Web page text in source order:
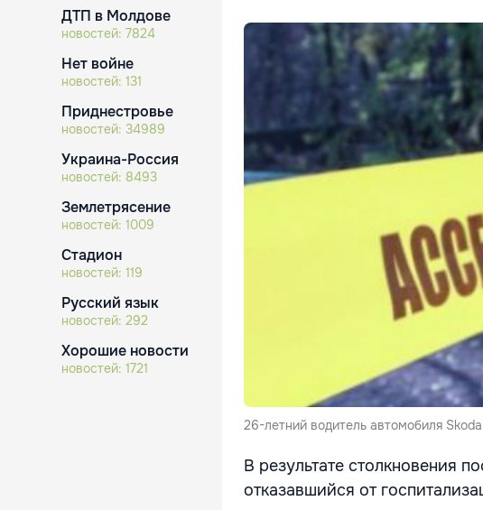
ДТП в Молдове
новостей: 7824
Нет войне
новостей: 131
Приднестровье
новостей: 34989
Украина-Россия
новостей: 8493
Землетрясение
новостей: 1009
Стадион
новостей: 119
Русский язык
новостей: 292
Хорошие новости
новостей: 1721
26-летний водитель автомобиля
В результате столкновения
отказавшийся от